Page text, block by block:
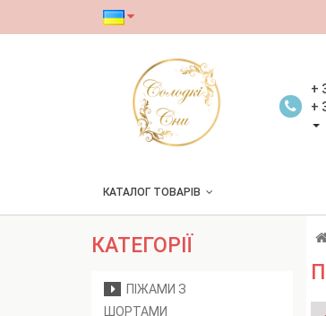
КАТАЛОГ ТОВАРІВ
КАТЕГОРІЇ
ПІЖАМИ З
ШОРТАМИ